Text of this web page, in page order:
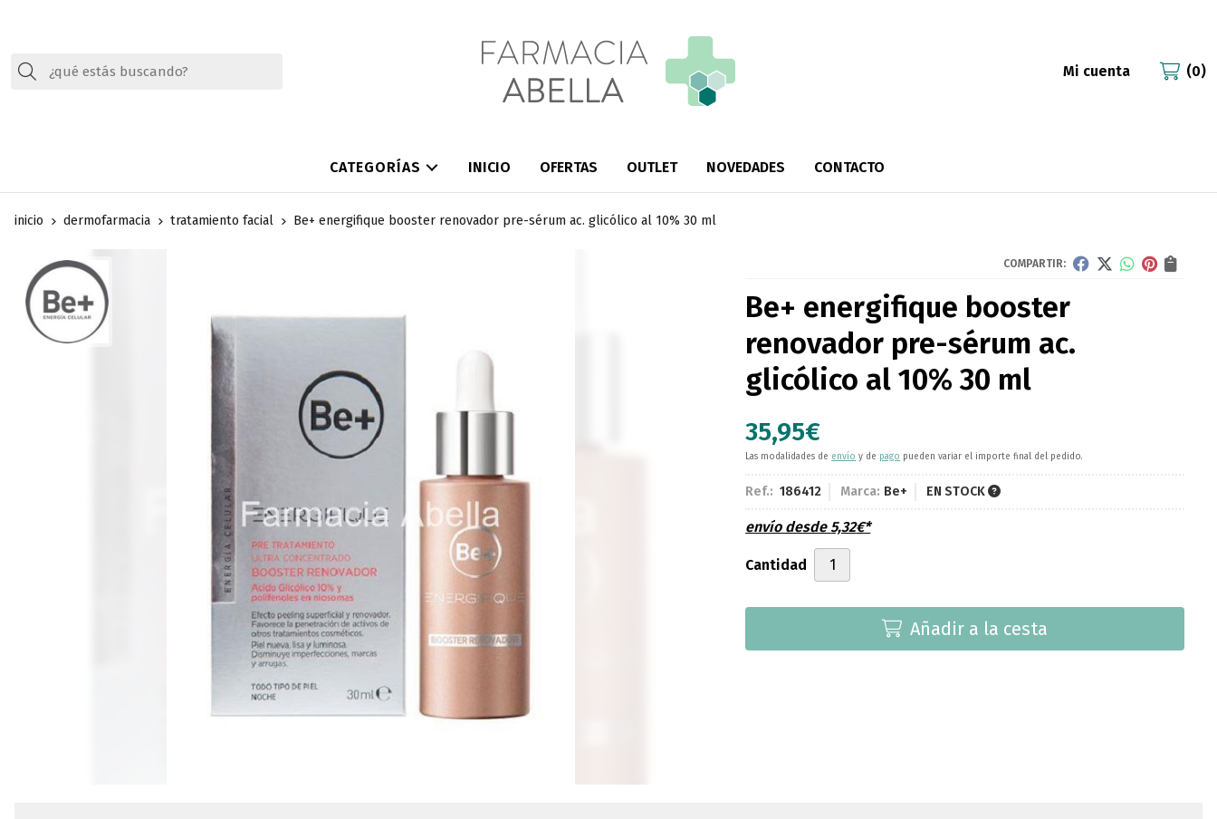
Buscar Mi cuenta 0
CATEGORÍAS INICIO OFERTAS OUTLET NOVEDADES CONTACTO
inicio dermofarmacia tratamiento facial Be+ energifique booster renovador pre-sérum ac. glicólico al 10% 30 ml
COMPARTIR:
Be+ energifique booster
renovador pre-sérum ac.
glicólico al 10% 30 ml
35,95€
Las modalidades de envío y de pago pueden variar el importe final del pedido.
Ref.: 186412 Marca: Be+ EN STOCK
envío desde5,32€*
Cantidad
Añadir a la cesta